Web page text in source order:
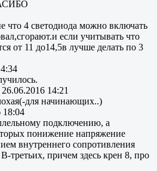
4 светодиода можно включать
если учитывать что
от 11 до14,5в лучше делать по 3
26.06.2016 14:21
я(-для начинающих..)
18:04
подключению, а
понижение напряжение
внутреннего сопротивления
третьих, причем здесь крен 8, про